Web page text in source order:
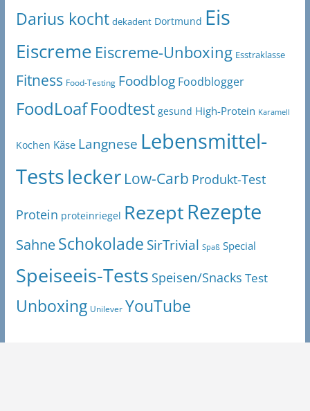
Darius kocht dekadent Dortmund Eis
Eiscreme Eiscreme-Unboxing Esstraklasse
Fitness Food-Testing Foodblog Foodblogger
FoodLoaf Foodtest gesund High-Protein Karamell
Kochen Käse Langnese Lebensmittel-
Testslecker Low-Carb Produkt-Test
Protein proteinriegel RezeptRezepte
SahneSchokolade SirTrivial Spaß Special
Speiseeis-Tests Speisen/Snacks Test
Unboxing Unilever YouTube